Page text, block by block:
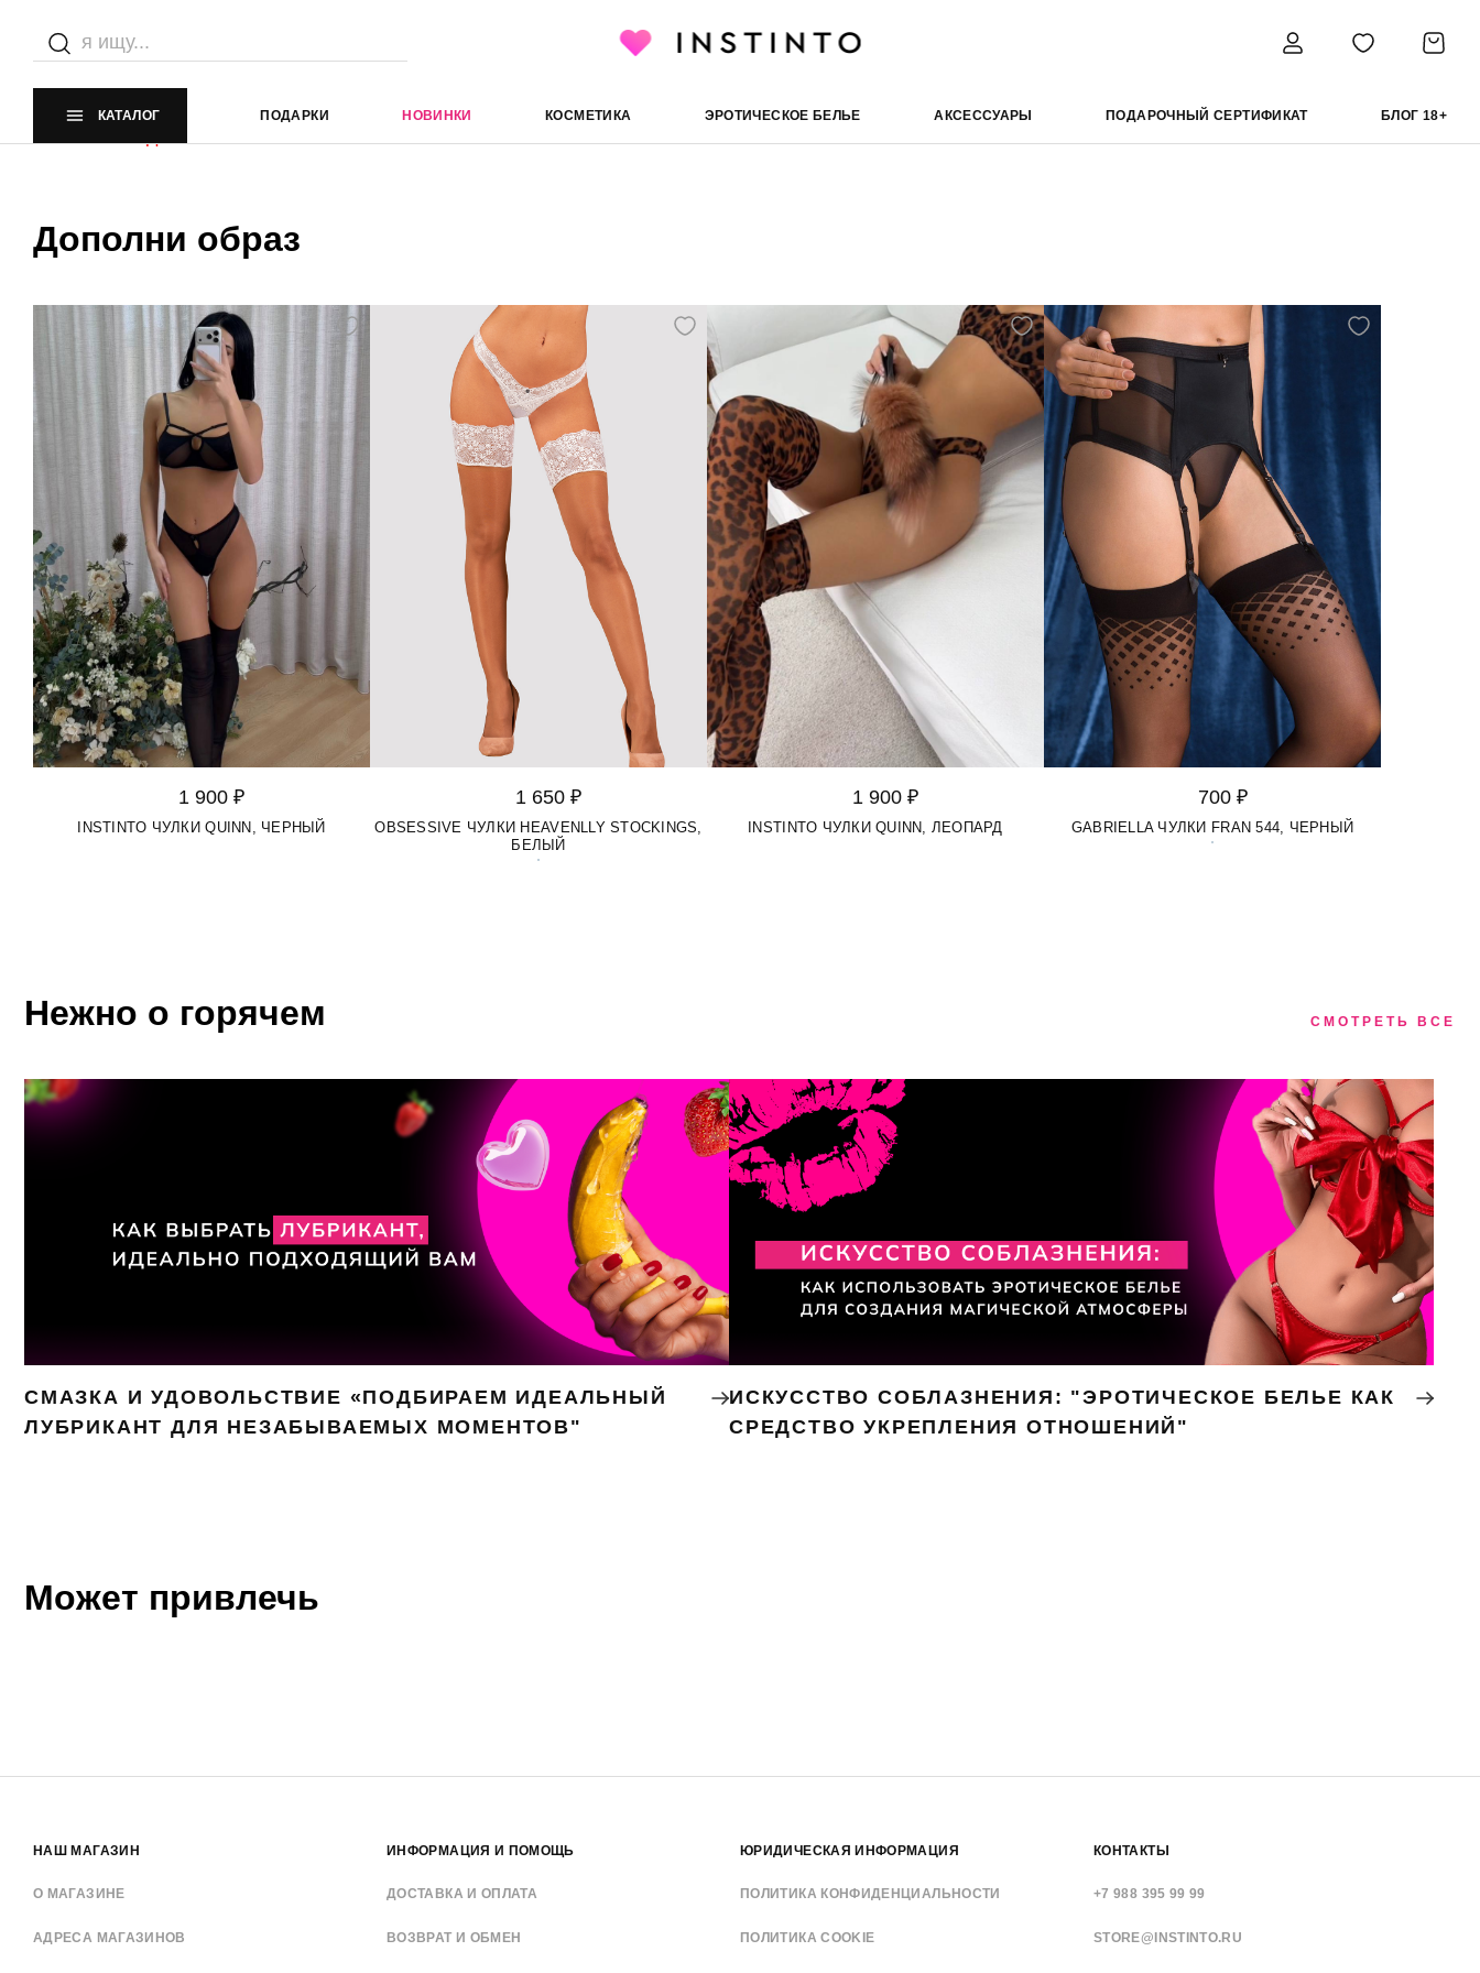
КАТАЛОГ ПОДАРКИ НОВИНКИ КОСМЕТИКА ЭРОТИЧЕСКОЕ БЕЛЬЕ АКСЕССУАРЫ ПОДАРОЧНЫЙ СЕРТИФИКАТ БЛОГ 18+
Главная страница
Каталог
Дополни образ
1 900 ₽
INSTINTO ЧУЛКИ QUINN, ЧЕРНЫЙ
1 650 ₽
OBSESSIVE ЧУЛКИ HEAVENLLY STOCKINGS,
БЕЛЫЙ
1 900 ₽
INSTINTO ЧУЛКИ QUINN, ЛЕОПАРД
700 ₽
GABRIELLA ЧУЛКИ FRAN 544, ЧЕРНЫЙ
Нежно о горячем СМОТРЕТЬ ВСЕ
СМАЗКА И УДОВОЛЬСТВИЕ «ПОДБИРАЕМ ИДЕАЛЬНЫЙ
ЛУБРИКАНТ ДЛЯ НЕЗАБЫВАЕМЫХ МОМЕНТОВ"
ИСКУССТВО СОБЛАЗНЕНИЯ: "ЭРОТИЧЕСКОЕ БЕЛЬЕ КАК
СРЕДСТВО УКРЕПЛЕНИЯ ОТНОШЕНИЙ"
Может привлечь
НАШ МАГАЗИН
О МАГАЗИНЕ
АДРЕСА МАГАЗИНОВ
ИНФОРМАЦИЯ И ПОМОЩЬ
ДОСТАВКА И ОПЛАТА
ВОЗВРАТ И ОБМЕН
ЮРИДИЧЕСКАЯ ИНФОРМАЦИЯ
ПОЛИТИКА КОНФИДЕНЦИАЛЬНОСТИ
ПОЛИТИКА COOKIE
КОНТАКТЫ
+7 988 395 99 99
STORE@INSTINTO.RU